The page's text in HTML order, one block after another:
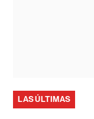
LAS ÚLTIMAS